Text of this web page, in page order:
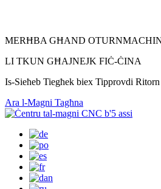
MERĦBA GĦAND
LI TKUN GĦAJNEJK FIĊ-ĊINA
Is-Sieħeb Tiegħek biex Tipprovdi
Ara l-Magni Tagħna